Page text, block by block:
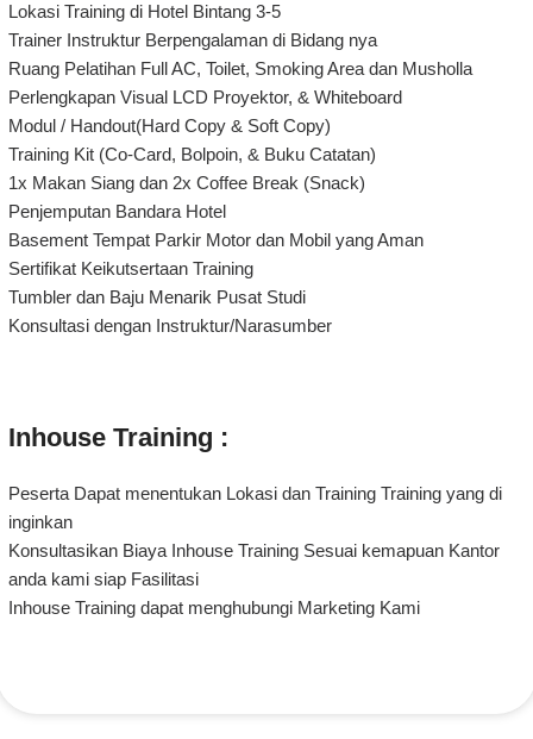
Lokasi Training di Hotel Bintang 3-5
Trainer Instruktur Berpengalaman di Bidang nya
Ruang Pelatihan Full AC, Toilet, Smoking Area dan Musholla
Perlengkapan Visual LCD Proyektor, & Whiteboard
Modul / Handout(Hard Copy & Soft Copy)
Training Kit (Co-Card, Bolpoin, & Buku Catatan)
1x Makan Siang dan 2x Coffee Break (Snack)
Penjemputan Bandara Hotel
Basement Tempat Parkir Motor dan Mobil yang Aman
Sertifikat Keikutsertaan Training
Tumbler dan Baju Menarik Pusat Studi
Konsultasi dengan Instruktur/Narasumber
Inhouse Training :
Peserta Dapat menentukan Lokasi dan Training Training yang di
inginkan
Konsultasikan Biaya Inhouse Training Sesuai kemapuan Kantor
anda kami siap Fasilitasi
Inhouse Training dapat menghubungi Marketing Kami